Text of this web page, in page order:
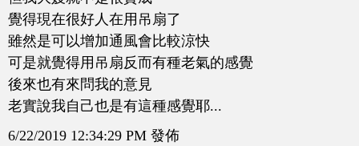
覺得現在很好人在用吊扇了
雖然是可以增加通風會比較涼快
可是就覺得用吊扇反而有種老氣的感覺
後來也有來問我的意見
老實說我自己也是有這種感覺耶...
6/22/2019 12:34:29 PM 發佈